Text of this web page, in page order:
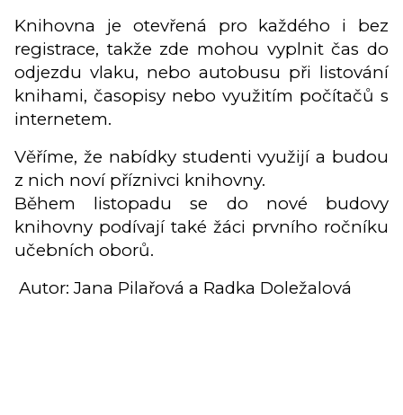
Knihovna je otevřená pro každého i bez
registrace, takže zde mohou vyplnit čas do
odjezdu vlaku, nebo autobusu při listování
knihami, časopisy nebo využitím počítačů s
internetem.
Věříme, že nabídky studenti využijí a budou
z nich noví příznivci knihovny.
Během listopadu se do nové budovy
knihovny podívají také žáci prvního ročníku
učebních oborů.
Autor: Jana Pilařová a Radka Doležalová